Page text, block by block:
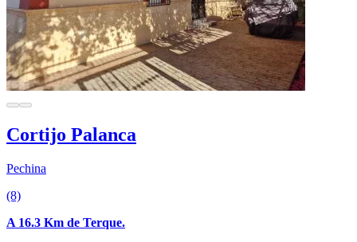
Cortijo Palanca
Pechina
(8)
A 16.3 Km de Terque.